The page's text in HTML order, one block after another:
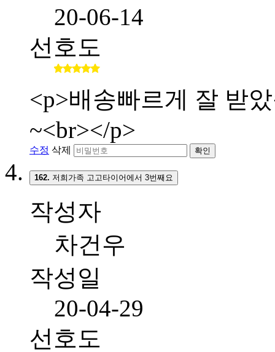
20-06-14
선호도
<p>배송빠르게 잘 받
~<br></p>
수정 삭제 확인
162. 저희가족 고고타이어에서 3번째요
작성자
차건우
작성일
20-04-29
선호도